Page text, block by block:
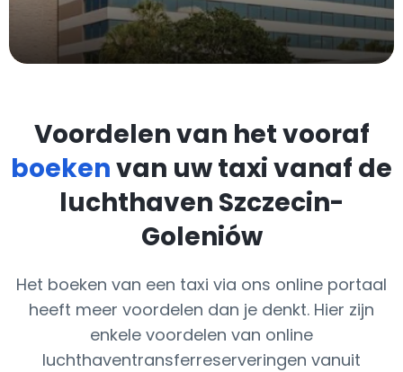
Voordelen van het vooraf
boekenvan uw taxi vanaf de
luchthaven Szczecin-
Goleniów
Het boeken van een taxi via ons online portaal
heeft meer voordelen dan je denkt. Hier zijn
enkele voordelen van online
luchthaventransferreserveringen vanuit